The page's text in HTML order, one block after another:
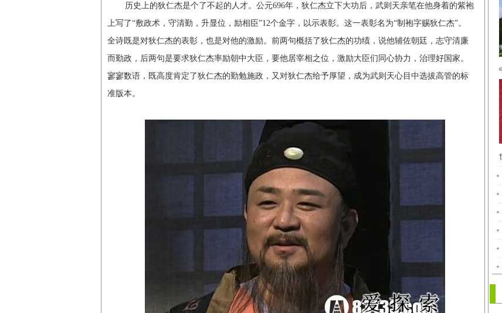
历史上的狄仁杰是个了不起的人才。公元696年，狄仁杰立下大功后，武则天亲笔在他身着的紫袍
上写了“敷政术，守清勤，升显位，励相臣”12个金字，以示表彰。这一表彰名为“制袍字赐狄仁杰”。
全诗既是对狄仁杰的表彰，也是对他的激励。前两句概括了狄仁杰的功绩，说他辅佐朝廷，志守清廉
而勤政，后两句是要求狄仁杰率励朝中大臣，要他居宰相之位，激励大臣们同心协力，治理好国家。
寥寥数语，既高度肯定了狄仁杰的勤勉施政，又对狄仁杰给予厚望，成为武则天心目中选拔高管的标
准版本。